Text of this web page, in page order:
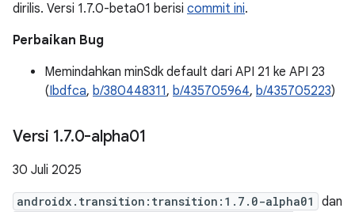
dirilis. Versi 1.7.0-beta01 berisi commit ini.
Perbaikan Bug
Memindahkan minSdk default dari API 21 ke API 23
(Ibdfca, b/380448311, b/435705964, b/435705223)
Versi 1.7.0-alpha01
30 Juli 2025
androidx.transition:transition:1.7.0-alpha01 dan